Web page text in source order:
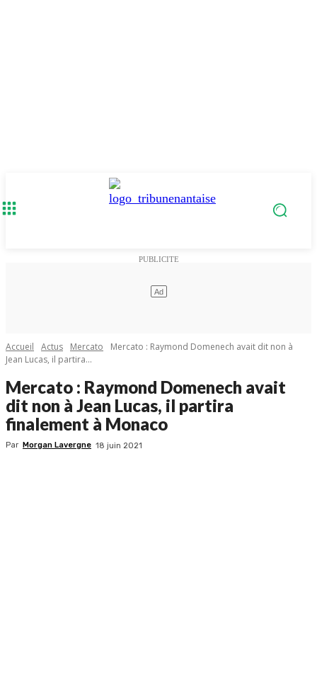
Accueil Actus Mercato
Mercato : Raymond Domenech avait dit non à
Jean Lucas, il partira...
Mercato : Raymond Domenech avait
dit non à Jean Lucas, il partira
finalement à Monaco
Par Morgan Lavergne 18 juin 2021